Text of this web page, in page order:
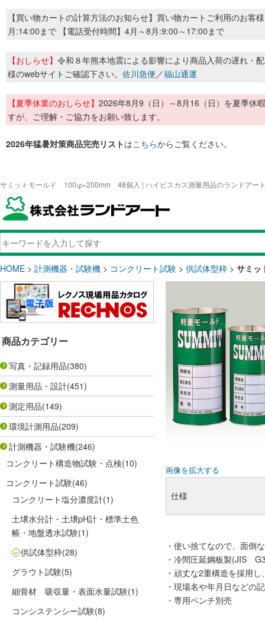
【買い物カートの計算方法のお知らせ】買い物カートご利用のお客
月:14:00まで 【電話受付時間】4月～8月:9:00～17:00まで
【おしらせ】 令和８年熊本地震による影響により商品入荷の遅れ・
様のwebサイトご確認下さい。 佐川急便／福山通運
【夏季休業のおしらせ】 2026年8月9（日）～8月16（日）を夏季休
すが、ご理解・ご協力をお願い致します。
2026年猛暑対策商品完売リストはこちらからご覧ください。
サミットモールド 100φ×200mm 48個入 | ハイビスカス測量用品のランドアー
HOME > 計測機器・試験機 > コンクリート試験 > 供試体型枠 > サミ
商品カテゴリー
写真・記録用品(380)
測量用品・設計(451)
測定用品(149)
環境計測用品(209)
計測機器・試験機(246)
コンクリート構造物試験・点検(10)
コンクリート試験(46)
コンクリート塩分濃度計(1)
土壌水分計・土壌pH計・標準土色
帳・地盤透水試験(1)
供試体型枠(28)
グラウト試験(5)
細骨材 吸収量・表面水量試験(1)
コンシステンシー試験(8)
画像を拡大する
仕様
・使い捨てなので、面倒
・冷間圧延鋼板製(JIS
・頑丈な2重構造を採用
・現場名や年月日などの
・専用ペンチ別売